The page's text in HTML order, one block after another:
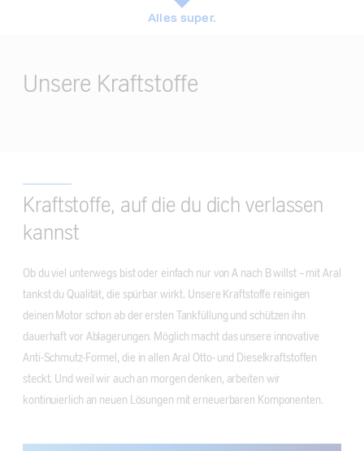
Alles super.
Unsere Kraftstoffe
Kraftstoffe, auf die du dich verlassen
kannst
Ob du viel unterwegs bist oder einfach nur von A nach B willst – mit Aral
tankst du Qualität, die spürbar wirkt. Unsere Kraftstoffe reinigen
deinen Motor schon ab der ersten Tankfüllung und schützen ihn
dauerhaft vor Ablagerungen. Möglich macht das unsere innovative
Anti-Schmutz-Formel, die in allen Aral Otto- und Dieselkraftstoffen
steckt. Und weil wir auch an morgen denken, arbeiten wir
kontinuierlich an neuen Lösungen mit erneuerbaren Komponenten.